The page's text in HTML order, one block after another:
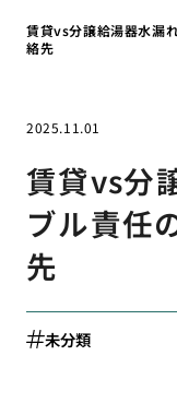
賃貸vs分譲給湯器水漏
絡先
2025.11.01
賃貸vs分
ブル責任
先
未分類